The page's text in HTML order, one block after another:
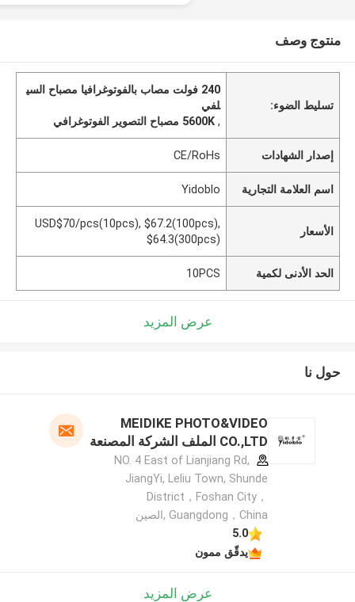
منتوج وصف
تسليط الضوء:
240 فولت مصاب بالفوتوغرافيا مصباح السي
لفي
,5600K مصباح التصوير الفوتوغرافي
إصدار الشهادات CE/RoHs
اسم العلامة التجارية Yidoblo
الأسعار
USD$70/pcs(10pcs), $67.2(100pcs),
$64.3(300pcs)
الحد الأدنى لكمية 10PCS
عرض المزيد
حول نا
MEIDIKE PHOTO&VIDEO
CO.,LTD الملف الشركة المصنعة
NO. 4 East of Lianjiang Rd,
JiangYi, Leliu Town, Shunde
District，Foshan City，
Guangdong，China ,الصين
5.0
يدقّق ممون
عرض المزيد